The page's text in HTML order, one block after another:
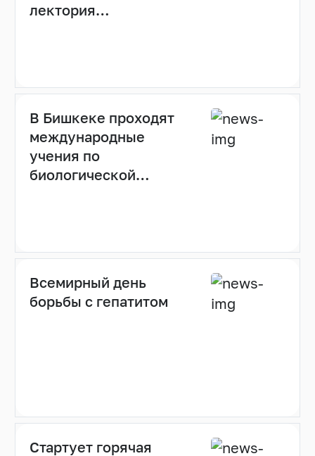
лектория
В Бишкеке проходят
международные
учения по
биологической
лабораторий
Всемирный день
борьбы с гепатитом
Стартует горячая